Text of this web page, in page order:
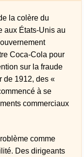
la colère du
aux États-Unis au
Coca-Cola pour
sur la fraude
de 1912, des «
à se
commerciaux
comme
Des dirigeants